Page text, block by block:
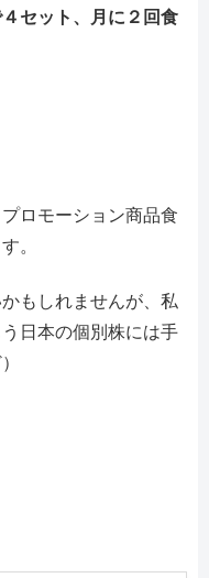
セット、月に２回食
ロモーション商品食
。
もしれませんが、私
日本の個別株には手